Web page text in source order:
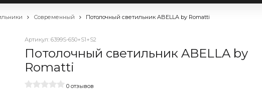
Современный Потолочный светильник ABELLA by Romatti
Артикул: 6399S-650+S1+S2
Потолочный светильник ABELLA by
Romatti
0 отзывов